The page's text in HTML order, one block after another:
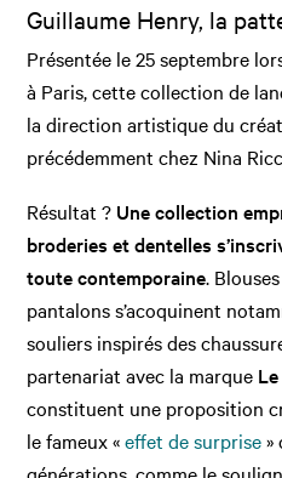
Guillaume Henry, la
Présentée le 25 septembre
à Paris, cette collection de
la direction artistique du
précédemment chez Nina
Résultat ? Une collection
broderies et dentelles
toute contemporaine.
pantalons s’acoquinent
souliers inspirés des
partenariat avec la marque
constituent une proposition
le fameux «effet de surprise»